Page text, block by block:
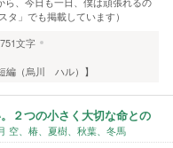
」でも掲載しています）
751文字
編（烏川 ハル）】
２つの小さく大切な命との
空、椿、夏樹、秋葉、冬馬